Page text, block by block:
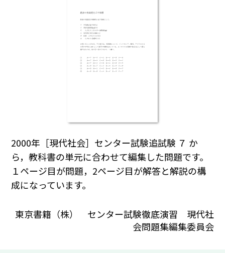
2000年［現代社会］センター試験追試験 ７ か
ら，教科書の単元に合わせて編集した問題です。
１ページ目が問題，2ページ目が解答と解説の構
成になっています。
東京書籍（株） センター試験徹底演習 現代社
会問題集編集委員会